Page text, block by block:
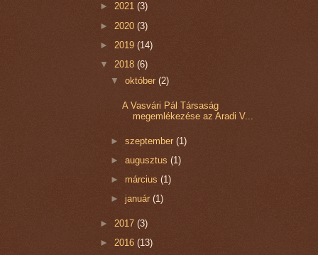
► 2021 (3)
► 2020 (3)
► 2019 (14)
▼ 2018 (6)
▼október(2)
A Vasvári Pál Társaság
megemlékezése az Aradi V...
►szeptember(1)
►augusztus(1)
► március(1)
► január(1)
► 2017 (3)
► 2016 (13)